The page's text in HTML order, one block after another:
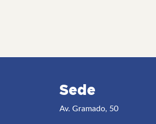
Sede
Av. Gramado, 50